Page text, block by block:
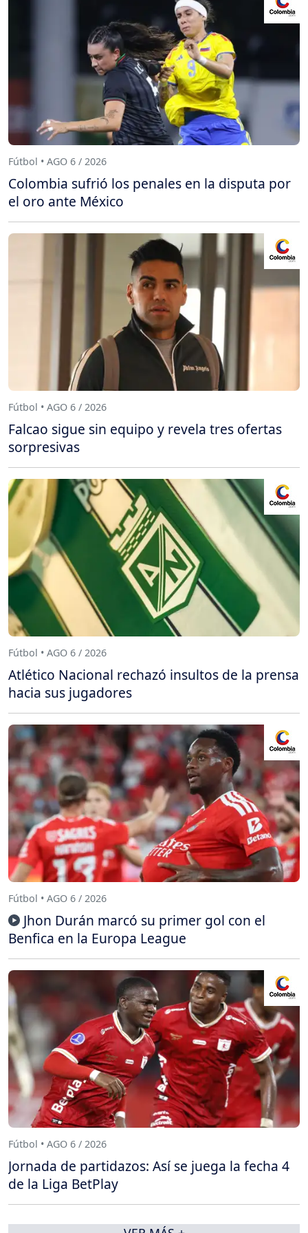
Fútbol • AGO 6 / 2026
Colombia sufrió los penales en la disputa por
el oro ante México
Fútbol • AGO 6 / 2026
Falcao sigue sin equipo y revela tres ofertas
sorpresivas
Fútbol • AGO 6 / 2026
Atlético Nacional rechazó insultos de la prensa
hacia sus jugadores
Fútbol • AGO 6 / 2026
Jhon Durán marcó su primer gol con el
Benfica en la Europa League
Fútbol • AGO 6 / 2026
Jornada de partidazos: Así se juega la fecha 4
de la Liga BetPlay